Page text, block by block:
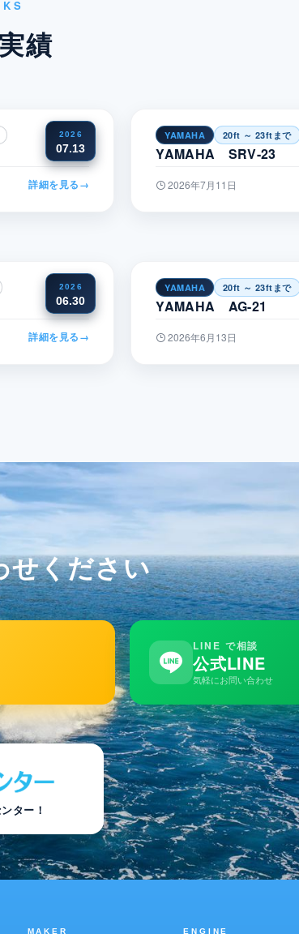
績
2026
07.13
詳細を見る→
YAMAHA 20ft ～ 23ftまで
YAMAHA SRV-23
2026年7月11日
2026
06.30
詳細を見る→
YAMAHA 20ft ～ 23ftまで
YAMAHA AG-21
2026年6月13日
せください
LINE で相談
公式LINE
気軽にお問い合わせ
ター！
MAKER ENGINE